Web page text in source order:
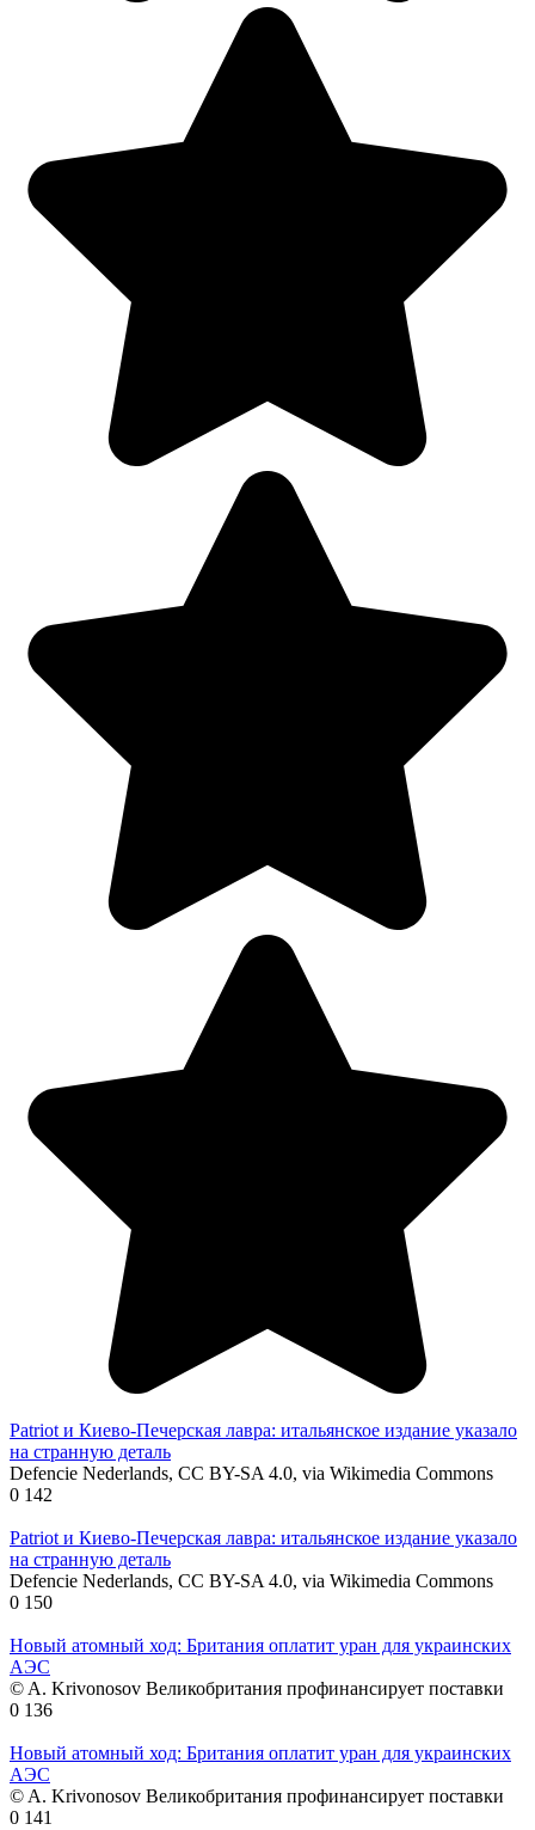
Patriot и Киево-Печерская лавра: итальянское издание указало
на странную деталь
Defencie Nederlands, CC BY-SA 4.0, via Wikimedia Commons
0 142
Patriot и Киево-Печерская лавра: итальянское издание указало
на странную деталь
Defencie Nederlands, CC BY-SA 4.0, via Wikimedia Commons
0 150
Новый атомный ход: Британия оплатит уран для украинских
АЭС
© A. Krivonosov Великобритания профинансирует поставки
0 136
Новый атомный ход: Британия оплатит уран для украинских
АЭС
© A. Krivonosov Великобритания профинансирует поставки
0 141